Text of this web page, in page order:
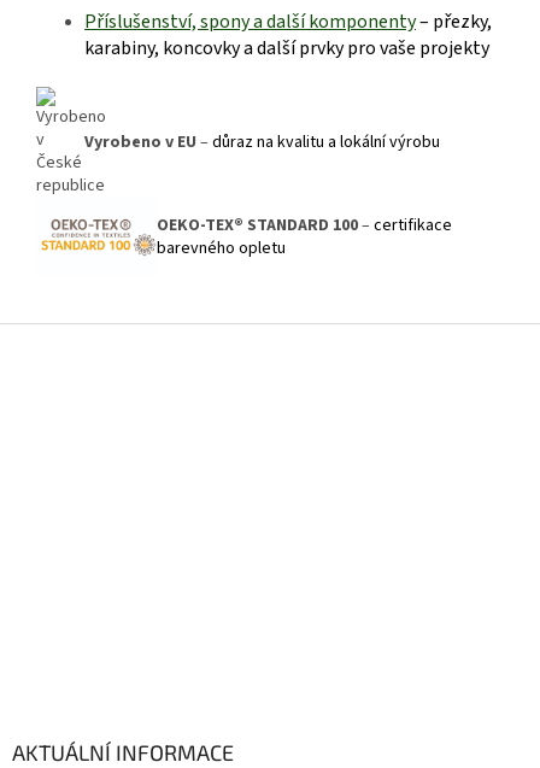
Příslušenství, spony a další komponenty– přezky,
karabiny, koncovky a další prvky pro vaše projekty
Vyrobeno v EU –důraz na kvalitu a lokální výrobu
OEKO-TEX® STANDARD 100–certifikace
barevného opletu
AKTUÁLNÍ INFORMACE